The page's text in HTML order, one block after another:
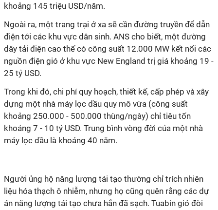
khoảng 145 triệu USD/năm.
Ngoài ra, một trang trại ở xa sẽ cần đường truyền để dẫn
điện tới các khu vực dân sinh. ANS cho biết, một đường
dây tải điện cao thế có công suất 12.000 MW kết nối các
nguồn điện gió ở khu vực New England trị giá khoảng 19 -
25 tỷ USD.
Trong khi đó, chi phí quy hoạch, thiết kế, cấp phép và xây
dựng một nhà máy lọc dầu quy mô vừa (công suất
khoảng 250.000 - 500.000 thùng/ngày) chỉ tiêu tốn
khoảng 7 - 10 tỷ USD. Trung bình vòng đời của một nhà
máy lọc dầu là khoảng 40 năm.
Người ủng hộ năng lượng tái tạo thường chỉ trích nhiên
liệu hóa thạch ô nhiễm, nhưng họ cũng quên rằng các dự
án năng lượng tái tạo chưa hẳn đã sạch. Tuabin gió đòi